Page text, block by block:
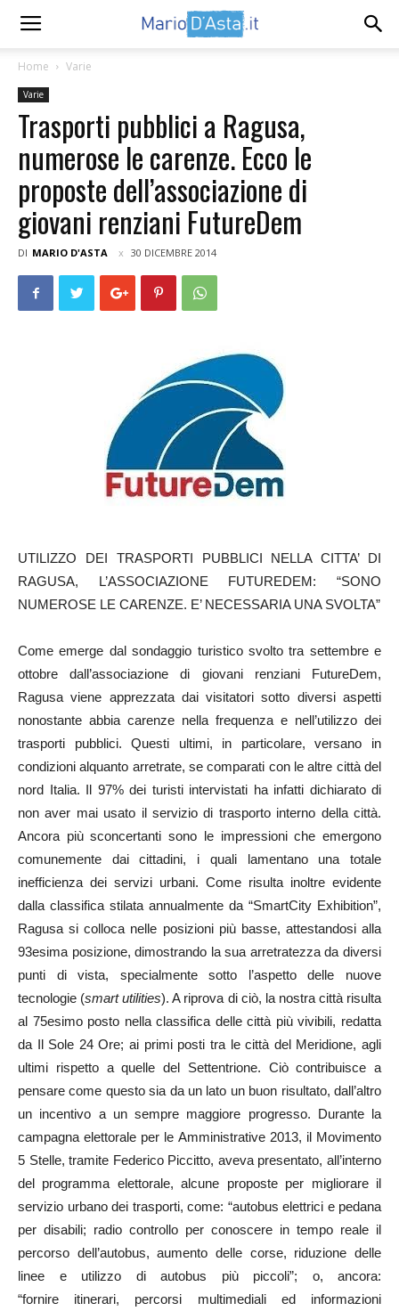
Home Varie
Varie
Trasporti pubblici a Ragusa,
numerose le carenze. Ecco le
proposte dell’associazione di
giovani renziani FutureDem
DI MARIO D'ASTA 30 DICEMBRE 2014
UTILIZZO DEI TRASPORTI PUBBLICI NELLA CITTA’ DI
RAGUSA, L’ASSOCIAZIONE FUTUREDEM: “SONO
NUMEROSE LE CARENZE. E’ NECESSARIA UNA SVOLTA”
Come emerge dal sondaggio turistico svolto tra settembre e
ottobre dall’associazione di giovani renziani FutureDem,
Ragusa viene apprezzata dai visitatori sotto diversi aspetti
nonostante abbia carenze nella frequenza e nell’utilizzo dei
trasporti pubblici. Questi ultimi, in particolare, versano in
condizioni alquanto arretrate, se comparati con le altre città del
nord Italia. Il 97% dei turisti intervistati ha infatti dichiarato di
non aver mai usato il servizio di trasporto interno della città.
Ancora più sconcertanti sono le impressioni che emergono
comunemente dai cittadini, i quali lamentano una totale
inefficienza dei servizi urbani. Come risulta inoltre evidente
dalla classifica stilata annualmente da “SmartCity Exhibition”,
Ragusa si colloca nelle posizioni più basse, attestandosi alla
93esima posizione, dimostrando la sua arretratezza da diversi
punti di vista, specialmente sotto l’aspetto delle nuove
tecnologie (smart utilities). A riprova di ciò, la nostra città risulta
al 75esimo posto nella classifica delle città più vivibili, redatta
da Il Sole 24 Ore; ai primi posti tra le città del Meridione, agli
ultimi rispetto a quelle del Settentrione. Ciò contribuisce a
pensare come questo sia da un lato un buon risultato, dall’altro
un incentivo a un sempre maggiore progresso. Durante la
campagna elettorale per le Amministrative 2013, il Movimento
5 Stelle, tramite Federico Piccitto, aveva presentato, all’interno
del programma elettorale, alcune proposte per migliorare il
servizio urbano dei trasporti, come: “autobus elettrici e pedana
per disabili; radio controllo per conoscere in tempo reale il
percorso dell’autobus, aumento delle corse, riduzione delle
linee e utilizzo di autobus più piccoli”; o, ancora:
“fornire itinerari, percorsi multimediali ed informazioni